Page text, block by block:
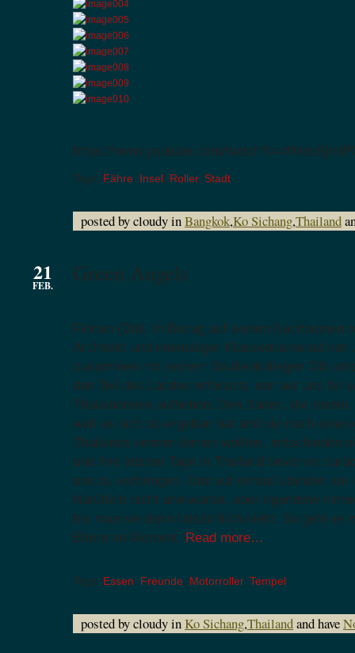
https://www.youtube.com/
Tags: Fähre Insel Roller, Stadt
posted by cloudy inBangkok,Ko Sichang,Thailand
21
FEB. Green Angels
Florian (Didi, in Bezug auf seinen Nachnamen
Architekt und ehemaliger Klassenkamerad von
zusammen mit seinem Studienkollegen Olli
den Teil des Landes erforscht, den wir uns für
Thailandreise aufheben: Den Süden, die
weil es sich so ergeben hat und sie noch einen
Thailands kennen lernen wollten, entschieden
und ihre letzten Tage in Thailand bevor es
uns zu verbringen. Und auf einmal standen sie
Natürlich nicht unerwartet, aber irgendwie
bis man sie dann tatsächlich sieht. So geht es
Eltern im Moment. Read more…
Tags: Essen Freunde Motorroller, Tempel
posted by cloudy inKo Sichang,Thailandand have